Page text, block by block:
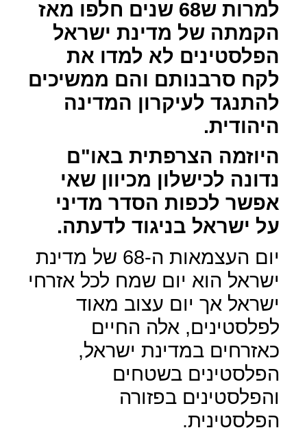
למרות ש68 שנים חלפו מאז
הקמתה של מדינת ישראל
הפלסטינים לא למדו את
לקח סרבנותם והם ממשיכים
להתנגד לעיקרון המדינה
היהודית.
היוזמה הצרפתית באו"ם
נדונה לכישלון מכיוון שאי
אפשר לכפות הסדר מדיני
על ישראל בניגוד לדעתה.
יום העצמאות ה-68 של מדינת
ישראל הוא יום שמח לכל אזרחי
ישראל אך יום עצוב מאוד
לפלסטינים, אלה החיים
כאזרחים במדינת ישראל,
הפלסטינים בשטחים
והפלסטינים בפזורה
הפלסטינית.